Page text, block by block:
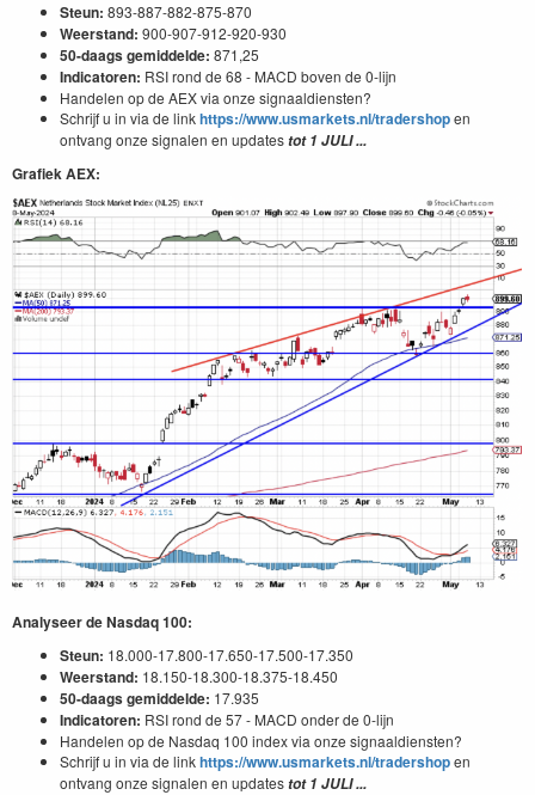
Steun: 893-887-882-875-870
Weerstand: 900-907-912-920-930
50-daags gemiddelde: 871,25
Indicatoren: RSI rond de 68 - MACD boven de 0-lijn
Handelen op de AEX via onze signaaldiensten?
Schrijf u in via de linkhttps://www.usmarkets.nl/tradershopen
ontvang onze signalen en updatestot 1 JULI ...
Grafiek AEX:
Analyseer de Nasdaq 100:
Steun: 18.000-17.800-17.650-17.500-17.350
Weerstand: 18.150-18.300-18.375-18.450
50-daags gemiddelde: 17.935
Indicatoren: RSI rond de 57 - MACD onder de 0-lijn
Handelen op de Nasdaq 100 index via onze signaaldiensten?
Schrijf u in via de linkhttps://www.usmarkets.nl/tradershopen
ontvang onze signalen en updatestot 1 JULI ...